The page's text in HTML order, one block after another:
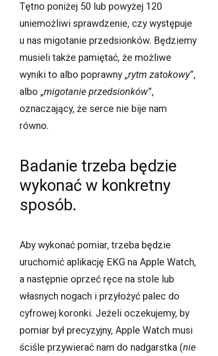
Tętno poniżej 50 lub powyżej 120
uniemożliwi sprawdzenie, czy występuje
u nas migotanie przedsionków. Będziemy
musieli także pamiętać, że możliwe
wyniki to albo poprawny „rytm zatokowy”,
albo „migotanie przedsionków”,
oznaczający, że serce nie bije nam
równo.
Badanie trzeba będzie
wykonać w konkretny
sposób.
Aby wykonać pomiar, trzeba będzie
uruchomić aplikację EKG na Apple Watch,
a następnie oprzeć ręce na stole lub
własnych nogach i przyłożyć palec do
cyfrowej koronki. Jeżeli oczekujemy, by
pomiar był precyzyjny, Apple Watch musi
ściśle przywierać nam do nadgarstka (nie